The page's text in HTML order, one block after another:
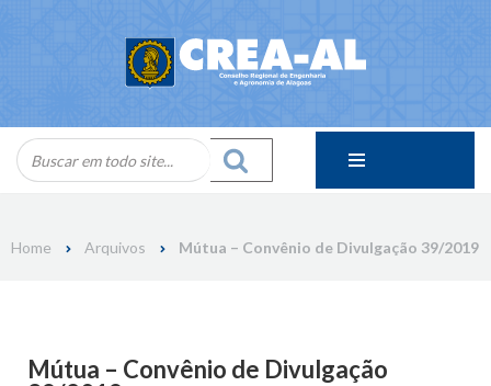
Home Arquivos Mútua – Convênio de Divulgação 39/2019
Mútua – Convênio de Divulgação